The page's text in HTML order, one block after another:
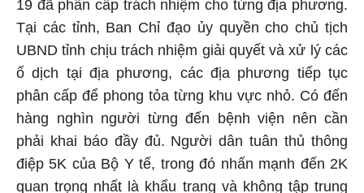
Tại các tỉnh, Ban Chỉ đạo ủy quyền cho chủ tịch
UBND tỉnh chịu trách nhiệm giải quyết và xử lý các
ổ dịch tại địa phương, các địa phương tiếp tục
phân cấp để phong tỏa từng khu vực nhỏ. Có đến
hàng nghìn người từng đến bệnh viện nên cần
phải khai báo đầy đủ. Người dân tuân thủ thông
điệp 5K của Bộ Y tế, trong đó nhấn mạnh đến 2K
quan trọng nhất là khẩu trang và không tập trung